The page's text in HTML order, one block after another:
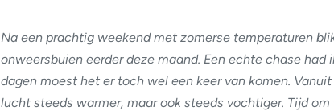
Na een prachtig weekend met zomerse temperaturen
onweersbuien eerder deze maand. Een echte chase had
dagen moest het er toch wel een keer van komen.
lucht steeds warmer, maar ook steeds vochtiger. Tijd